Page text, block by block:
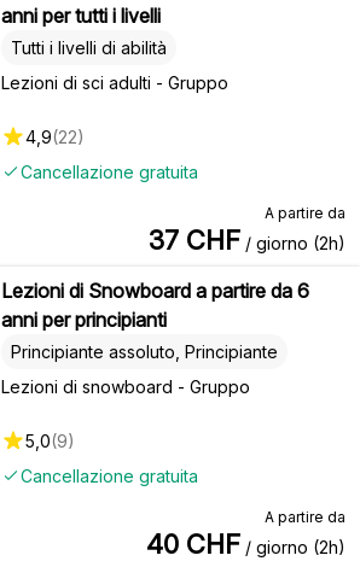
anni per tutti i livelli
Lezioni di sci adulti - Gruppo
Tutti i livelli di abilità
Cancellazione gratuita
4,9(22)
A partire da
37 CHF / giorno (2h)
Lezioni di Snowboard a partire da 6
anni per principianti
Lezioni di snowboard - Gruppo
Principiante assoluto, Principiante
Cancellazione gratuita
5,0(9)
A partire da
40 CHF / giorno (2h)